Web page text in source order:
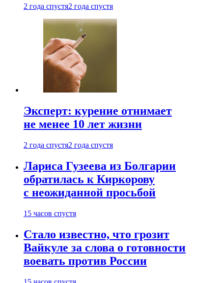
2 года спустя2 года спустя
Эксперт: курение отнимает
не менее 10 лет жизни
2 года спустя2 года спустя
Лариса Гузеева из Болгарии
обратилась к Киркорову
с неожиданной просьбой
15 часов спустя
Стало известно, что грозит
Вайкуле за слова о готовности
воевать против России